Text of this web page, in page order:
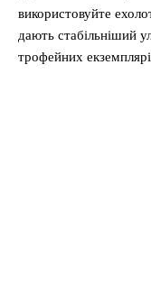
використовуйте
дають стабільніший
трофейних